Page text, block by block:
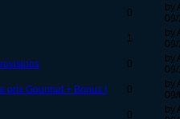
0
by
1
by
0
by
prix Gourmet + Bonus !
0
by
0
by